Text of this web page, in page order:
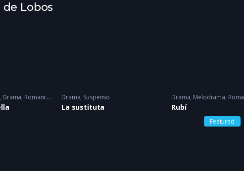
Lobos
, Drama, Romance 2006Drama, Suspenso
La sustituta
Drama, Melodrama,
Rubí
Featured